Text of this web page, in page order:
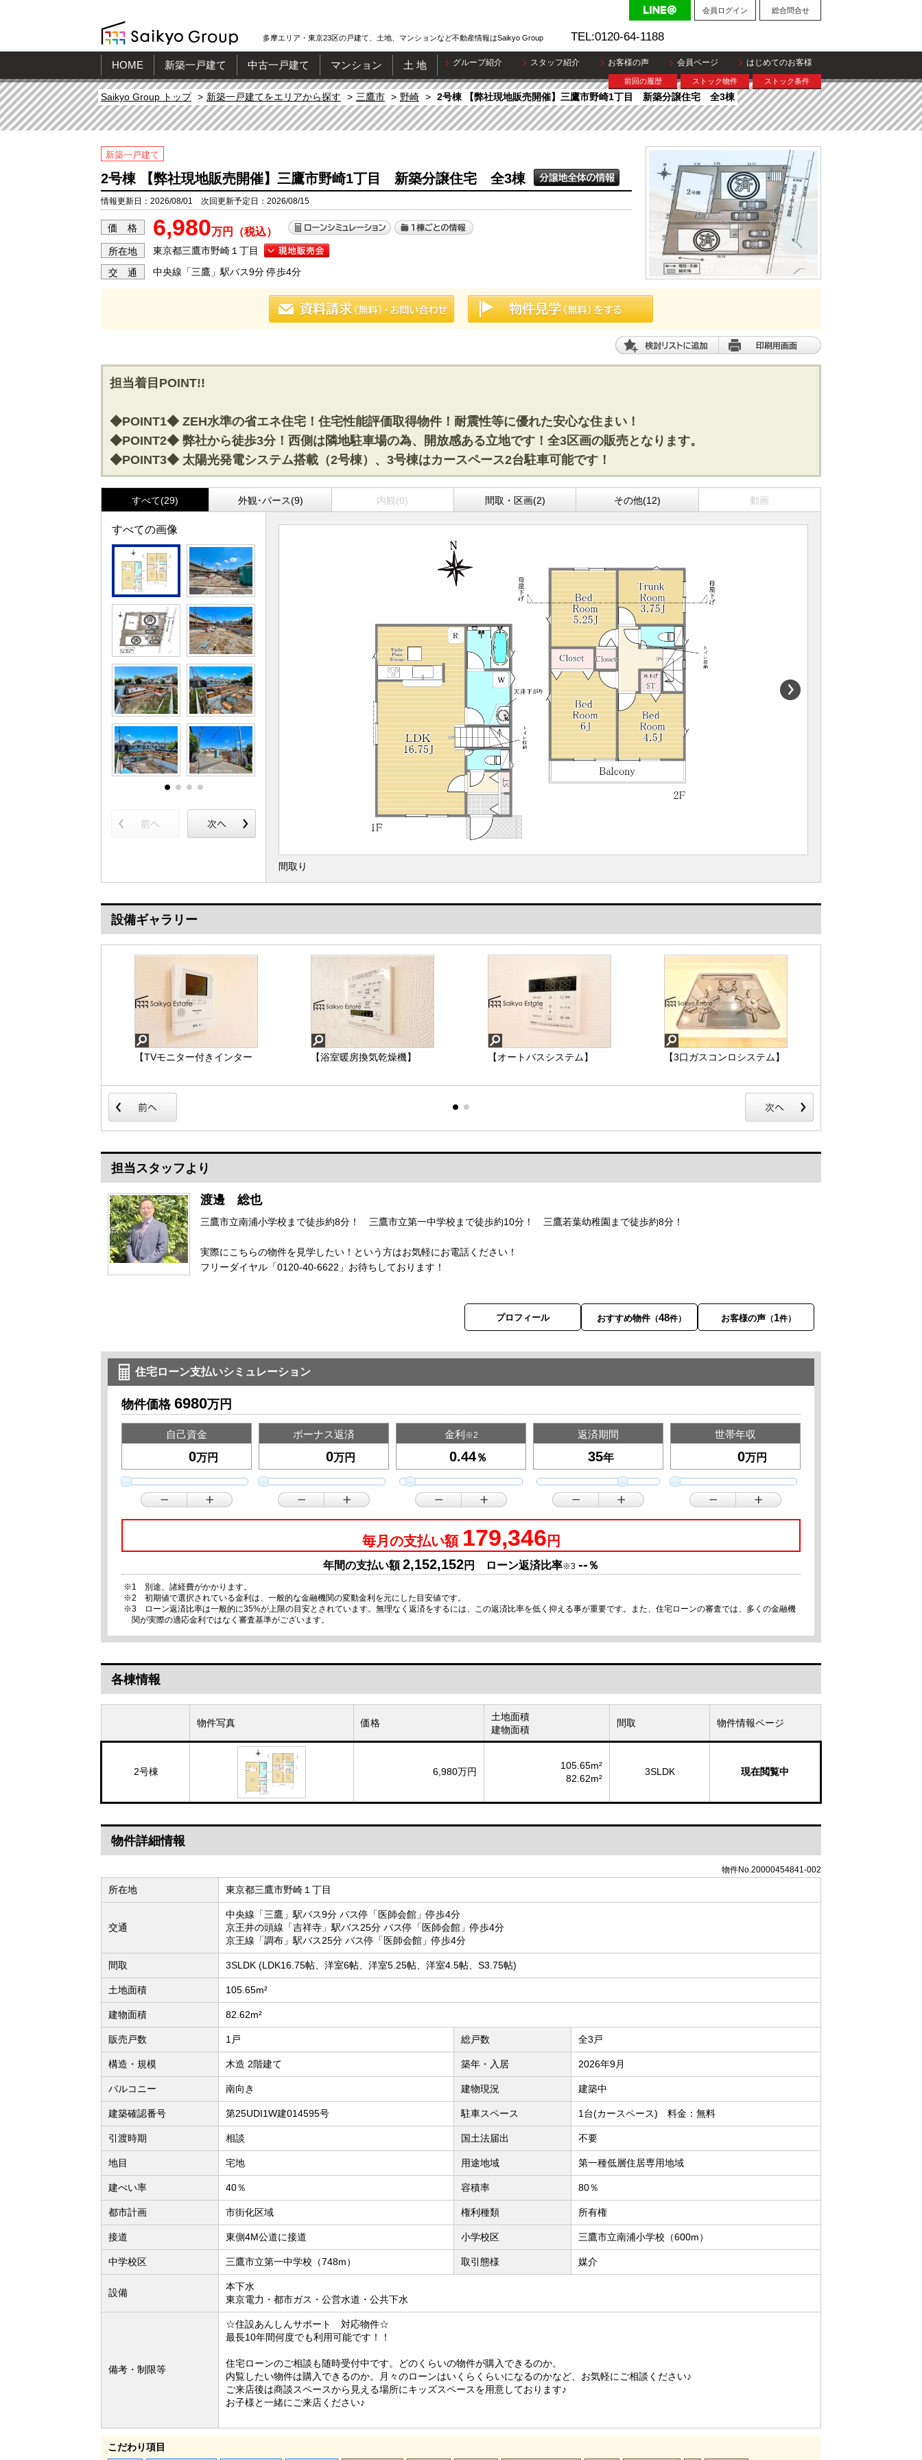
多摩エリア・東京23区の戸建て、土地、マンションなど不動産情報はSaikyo Group TEL:0120-64-1188
会員ログイン 総合問合せ
HOME 新築一戸建て 中古一戸建て マンション 土 地 グループ紹介 スタッフ紹介 お客様の声 会員ページ はじめてのお客様
前回の履歴 ストック物件 ストック条件
Saikyo Group トップ 新築一戸建てをエリアから探す 三鷹市 野崎 2号棟 【弊社現地販売開催】三鷹市野崎1丁目 新築分譲住宅 全3棟
新築一戸建て
2号棟 【弊社現地販売開催】三鷹市野崎1丁目 新築分譲住宅 全3棟
情報更新日：2026/08/01 次回更新予定日：2026/08/15
価 格 6,980万円（税込）
所在地 東京都三鷹市野崎１丁目
交 通 中央線「三鷹」駅バス9分 停歩4分
担当着目POINT!!
◆POINT1◆ ZEH水準の省エネ住宅！住宅性能評価取得物件！耐震性等に優れた安心な住まい！
◆POINT2◆ 弊社から徒歩3分！西側は隣地駐車場の為、開放感ある立地です！全3区画の販売となります。
◆POINT3◆ 太陽光発電システム搭載（2号棟）、3号棟はカースペース2台駐車可能です！
すべて(29) 外観･パース(9) 内観(0) 間取・区画(2) その他(12) 動画
すべての画像
間取り
設備ギャラリー
【TVモニター付きインタ
ーホン】
【TVモニター付きインター
ター付きインターホン」
は、玄関に行かなくても誰
が来たのか確認でき、お子
様のお留守番も安心です。
【浴室暖房換気乾燥機】
【浴室暖房換気乾燥機】
機」は梅雨や花粉の時期、
【オートバスシステム】
【オートバスシステム】
ステム」は浴室のお湯張
【3口ガスコンロシステ
【3口ガスコンロシステム】
システム」はたくさんの料
理が同時に作れて便利な
上、凹凸が少ないフラット
トップなのでお掃除も楽々
【床下収納】
【床下収納】【施工例】
食材や普段使わない調理器
具・食器などを管理しやす
く収納できます。
【 浄水器】
【 浄水器】【施工例】「浄
ハンドシャワー式の水栓金
担当スタッフより
渡邊 総也
三鷹市立南浦小学校まで徒歩約8分！ 三鷹市立第一中学校まで徒歩約10分！ 三鷹若葉幼稚園まで徒歩約8分！
実際にこちらの物件を見学したい！という方はお気軽にお電話ください！
フリーダイヤル「0120-40-6622」お待ちしております！
プロフィール おすすめ物件 （48件） お客様の声（1件）
住宅ローン支払いシミュレーション
物件価格 6980万円
自己資金
万円
ボーナス返済
万円
金利 ※2
％
返済期間
年
世帯年収
万円
毎月の支払い額 179,346 円
年間の支払い額2,152,152円 ローン返済比率※3 -- ％
※1 別途、諸経費がかかります。
※2 初期値で選択されている金利は、一般的な金融機関の変動金利を元にした目安値です。
※3 ローン返済比率は一般的に35%が上限の目安とされています。無理なく返済をするには、この返済比率を低く抑える事が重要です。また、住宅ローンの審査では、多くの金融機
関が実際の適応金利ではなく審査基準がございます。
各棟情報
物件写真 価格
土地面積
建物面積
間取 物件情報ページ
2号棟 6,980万円
105.65m²
82.62m²
3SLDK 現在閲覧中
物件詳細情報
物件No.20000454841-002
所在地 東京都三鷹市野崎１丁目
交通
中央線「三鷹」駅バス9分 バス停「医師会館」停歩4分
京王井の頭線「吉祥寺」駅バス25分 バス停「医師会館」停歩4分
京王線「調布」駅バス25分 バス停「医師会館」停歩4分
間取 3SLDK (LDK16.75帖、洋室6帖、洋室5.25帖、洋室4.5帖、S3.75帖)
土地面積 105.65m²
建物面積 82.62m²
販売戸数 1戸 総戸数 全3戸
構造・規模 木造 2階建て 築年・入居 2026年9月
バルコニー 南向き 建物現況 建築中
建築確認番号 第25UDI1W建014595号 駐車スペース 1台(カースペース) 料金：無料
引渡時期 相談 国土法届出 不要
地目 宅地 用途地域 第一種低層住居専用地域
建ぺい率 40％ 容積率 80％
都市計画 市街化区域 権利種類 所有権
接道 東側4M公道に接道 小学校区 三鷹市立南浦小学校（600m）
中学校区 三鷹市立第一中学校（748m） 取引態様 媒介
設備
本下水
東京電力・都市ガス・公営水道・公共下水
備考・制限等
☆住設あんしんサポート 対応物件☆
最長10年間何度でも利用可能です！！
住宅ローンのご相談も随時受付中です。どのくらいの物件が購入できるのか。
内覧したい物件は購入できるのか。月々のローンはいくらくらいになるのかなど、お気軽にご相談ください♪
ご来店後は商談スペースから見える場所にキッズスペースを用意しております♪
お子様と一緒にご来店ください♪
こだわり項目